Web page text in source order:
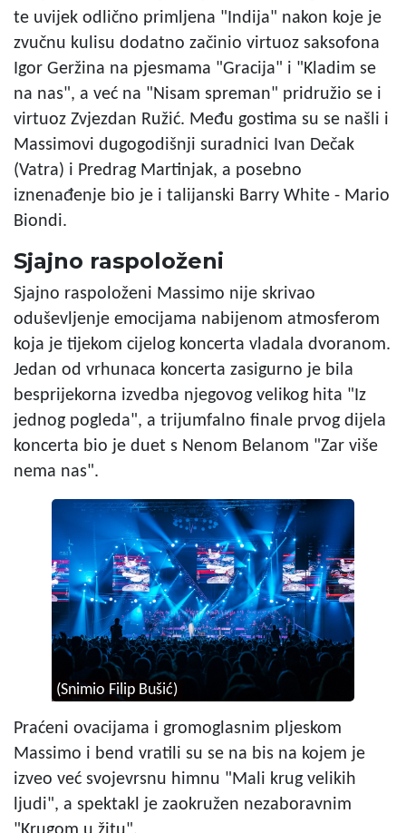
te uvijek odlično primljena "Indija" nakon koje je
zvučnu kulisu dodatno začinio virtuoz saksofona
Igor Geržina na pjesmama "Gracija" i "Kladim se
na nas", a već na "Nisam spreman" pridružio se i
virtuoz Zvjezdan Ružić. Među gostima su se našli i
Massimovi dugogodišnji suradnici Ivan Dečak
(Vatra) i Predrag Martinjak, a posebno
iznenađenje bio je i talijanski Barry White - Mario
Biondi.
Sjajno raspoloženi
Sjajno raspoloženi Massimo nije skrivao
oduševljenje emocijama nabijenom atmosferom
koja je tijekom cijelog koncerta vladala dvoranom.
Jedan od vrhunaca koncerta zasigurno je bila
besprijekorna izvedba njegovog velikog hita "Iz
jednog pogleda", a trijumfalno finale prvog dijela
koncerta bio je duet s Nenom Belanom "Zar više
nema nas".
(Snimio Filip Bušić)
Praćeni ovacijama i gromoglasnim pljeskom
Massimo i bend vratili su se na bis na kojem je
izveo već svojevrsnu himnu "Mali krug velikih
ljudi", a spektakl je zaokružen nezaboravnim